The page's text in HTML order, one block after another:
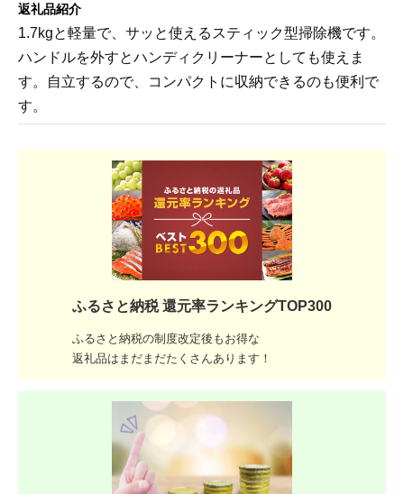
返礼品紹介
1.7kgと軽量で、サッと使えるスティック型掃除機です。
ハンドルを外すとハンディクリーナーとしても使えま
す。自立するので、コンパクトに収納できるのも便利で
す。
ふるさと納税 還元率ランキングTOP300
ふるさと納税の制度改定後もお得な
返礼品はまだまだたくさんあります！